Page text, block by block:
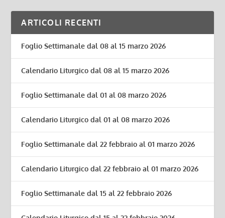
ARTICOLI RECENTI
Foglio Settimanale dal 08 al 15 marzo 2026
Calendario Liturgico dal 08 al 15 marzo 2026
Foglio Settimanale dal 01 al 08 marzo 2026
Calendario Liturgico dal 01 al 08 marzo 2026
Foglio Settimanale dal 22 febbraio al 01 marzo 2026
Calendario Liturgico dal 22 febbraio al 01 marzo 2026
Foglio Settimanale dal 15 al 22 febbraio 2026